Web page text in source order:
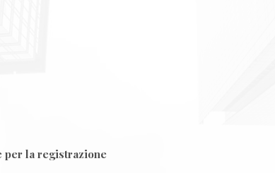
per la registrazione